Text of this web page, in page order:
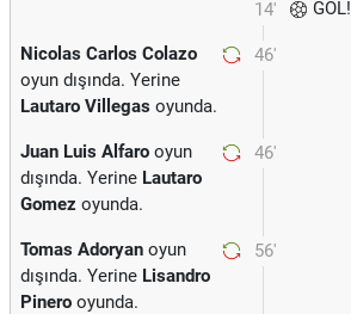
14' GOL!
46'
Nicolas Carlos Colazo
oyun dışında. Yerine
Lautaro Villegas oyunda.
46'
Juan Luis Alfaro oyun
dışında. Yerine Lautaro
Gomez oyunda.
56'
Tomas Adoryan oyun
dışında. Yerine Lisandro
Pinero oyunda.